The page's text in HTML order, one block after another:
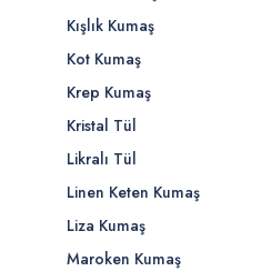
Kışlık Kumaş
Kot Kumaş
Krep Kumaş
Kristal Tül
Likralı Tül
Linen Keten Kumaş
Liza Kumaş
Maroken Kumaş